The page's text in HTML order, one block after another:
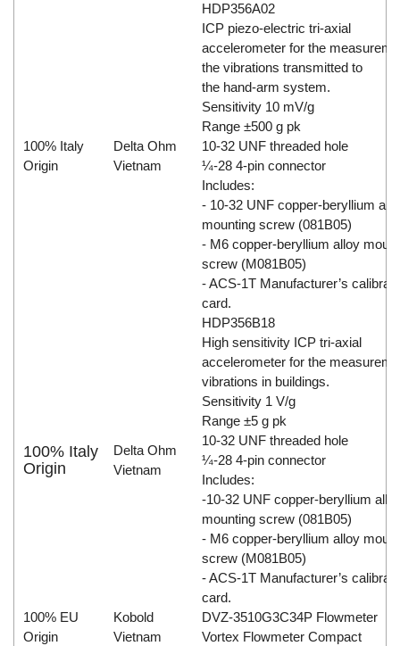
100% Italy
Origin
Delta Ohm
Vietnam
HDP356A02
ICP piezo-electric tri-axial
accelerometer for the
the vibrations transmitted to
the hand-arm system.
Sensitivity 10 mV/g
Range ±500 g pk
10-32 UNF threaded hole
¼-28 4-pin connector
Includes:
- 10-32 UNF copper-beryllium
mounting screw (081B05)
- M6 copper-beryllium alloy
screw (M081B05)
- ACS-1T Manufacturer’s
card.
100% Italy
Origin
Delta Ohm
Vietnam
HDP356B18
High sensitivity ICP tri-axial
accelerometer for the
vibrations in buildings.
Sensitivity 1 V/g
Range ±5 g pk
10-32 UNF threaded hole
¼-28 4-pin connector
Includes:
-10-32 UNF copper-beryllium
mounting screw (081B05)
- M6 copper-beryllium alloy
screw (M081B05)
- ACS-1T Manufacturer’s
card.
100% EU
Origin
Kobold
Vietnam
DVZ-3510G3C34P Flowmeter
Vortex Flowmeter Compact